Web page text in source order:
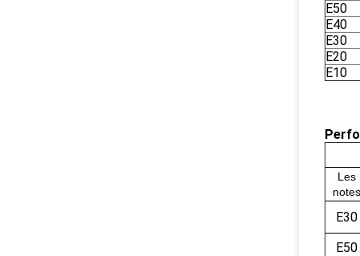
E50
E40
E30
E20
E10
Les
notes
E30
E50